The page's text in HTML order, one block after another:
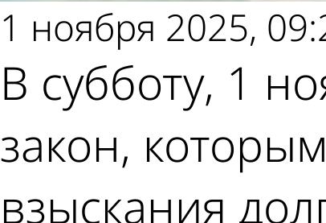
1 ноября 2025,
В субботу, 1
закон,
взыскания